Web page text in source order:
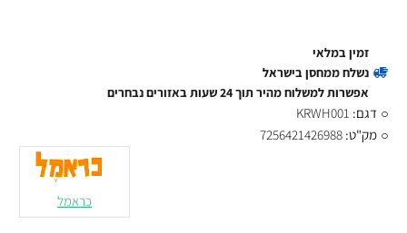
זמין במלאי
נשלח ממחסן בישראל
אפשרות למשלוח מהיר תוך 24 שעות באזורים נבחרים
דגם: KRWH001
מק"ט: 7256421426988
כראמל